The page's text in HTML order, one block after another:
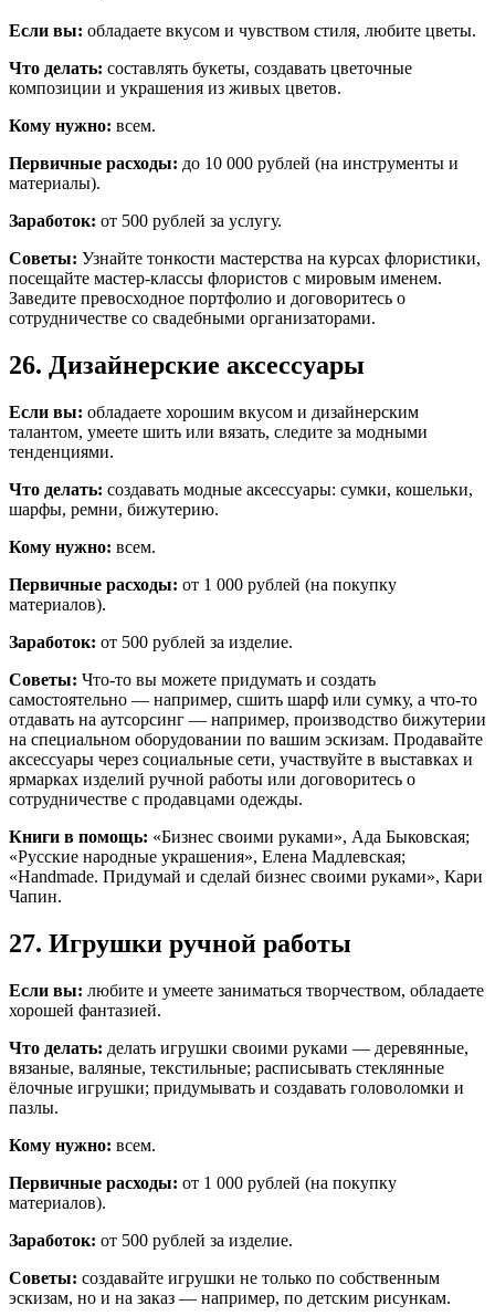
Если вы: обладаете вкусом и чувством стиля, любите цветы.
Что делать: составлять букеты, создавать цветочные
композиции и украшения из живых цветов.
Кому нужно: всем.
Первичные расходы: до 10 000 рублей (на инструменты и
материалы).
Заработок: от 500 рублей за услугу.
Советы: Узнайте тонкости мастерства на курсах флористики,
посещайте мастер-классы флористов с мировым именем.
Заведите превосходное портфолио и договоритесь о
сотрудничестве со свадебными организаторами.
26. Дизайнерские аксессуары
Если вы: обладаете хорошим вкусом и дизайнерским
талантом, умеете шить или вязать, следите за модными
тенденциями.
Что делать: создавать модные аксессуары: сумки, кошельки,
шарфы, ремни, бижутерию.
Кому нужно: всем.
Первичные расходы: от 1 000 рублей (на покупку
материалов).
Заработок: от 500 рублей за изделие.
Советы: Что-то вы можете придумать и создать
самостоятельно — например, сшить шарф или сумку, а что-то
отдавать на аутсорсинг — например, производство бижутерии
на специальном оборудовании по вашим эскизам. Продавайте
аксессуары через социальные сети, участвуйте в выставках и
ярмарках изделий ручной работы или договоритесь о
сотрудничестве с продавцами одежды.
Книги в помощь: «Бизнес своими руками», Ада Быковская;
«Русские народные украшения», Елена Мадлевская;
«Handmade. Придумай и сделай бизнес своими руками», Кари
Чапин.
27. Игрушки ручной работы
Если вы: любите и умеете заниматься творчеством, обладаете
хорошей фантазией.
Что делать: делать игрушки своими руками — деревянные,
вязаные, валяные, текстильные; расписывать стеклянные
ёлочные игрушки; придумывать и создавать головоломки и
пазлы.
Кому нужно: всем.
Первичные расходы: от 1 000 рублей (на покупку
материалов).
Заработок: от 500 рублей за изделие.
Советы: создавайте игрушки не только по собственным
эскизам, но и на заказ — например, по детским рисункам.